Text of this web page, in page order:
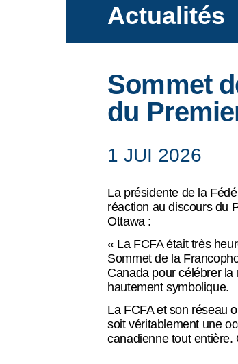
Ce que nous faisons
Actualités
Sommet
du
1 JUI 2026
La présidente de la
réaction au discours du
Ottawa :
« La FCFA était très
Sommet de la
Canada pour célébrer la
hautement symbolique.
La FCFA et son réseau
soit véritablement une
canadienne tout entière.